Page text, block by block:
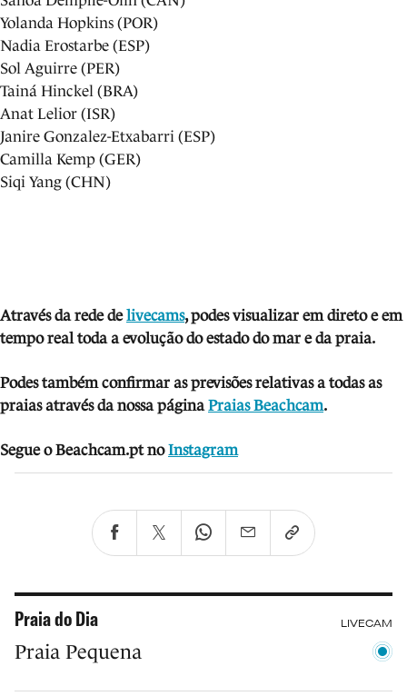
Yolanda Hopkins (POR)
Nadia Erostarbe (ESP)
Sol Aguirre (PER)
Tainá Hinckel (BRA)
Anat Lelior (ISR)
Janire Gonzalez-Etxabarri (ESP)
Camilla Kemp (GER)
Siqi Yang (CHN)
Através da rede delivecams, podes visualizar em direto e em
tempo real toda a evolução do estado do mar e da praia.
Podes também confirmar as previsões relativas a todas as
praias através da nossa páginaPraias Beachcam.
Segue o Beachcam.pt no Instagram
Praia do Dia LIVECAM
Praia Pequena